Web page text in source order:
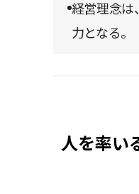
経営理念は
力となる。
人を率い